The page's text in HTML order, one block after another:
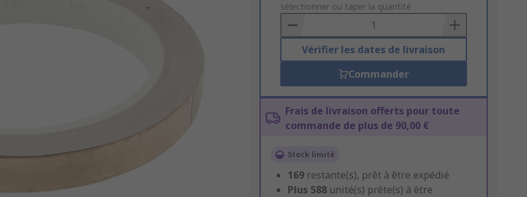
to
Basket
sélectionner ou taper la quantité
Vérifier les dates de livraison
Commander
Frais de livraison offerts pour toute
commande de plus de 90,00 €
Stock limité
169 restante(s), prêt à être expédié
Plus 588 unité(s) prête(s) à être